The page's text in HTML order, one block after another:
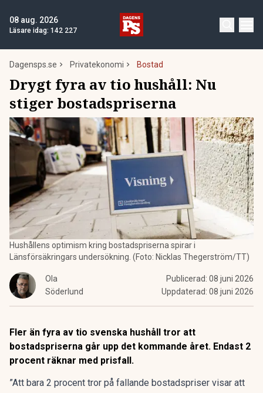
08 aug. 2026
Läsare idag: 142 227
Dagensps.se Privatekonomi Bostad
Drygt fyra av tio hushåll: Nu
stiger bostadspriserna
Hushållens optimism kring bostadspriserna spirar i
Länsförsäkringars undersökning. (Foto: Nicklas Thegerström/TT)
Ola
Söderlund
Publicerad: 08 juni 2026
Uppdaterad: 08 juni 2026
Fler än fyra av tio svenska hushåll tror att
bostadspriserna går upp det kommande året. Endast 2
procent räknar med prisfall.
”Att bara 2 procent tror på fallande bostadspriser visar att